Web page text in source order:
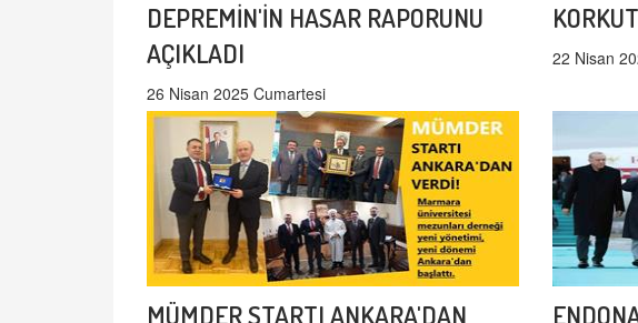
DEPREMİN'İN HASAR RAPORUNU
AÇIKLADI
26 Nisan 2025 Cumartesi
22 Nisan
MÜMDER STARTI ANKARA'DAN